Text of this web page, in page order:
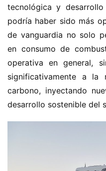
tecnológica y
podría haber sido más
de vanguardia no solo
en consumo de
operativa en general,
significativamente a la
carbono, inyectando
desarrollo sostenible del